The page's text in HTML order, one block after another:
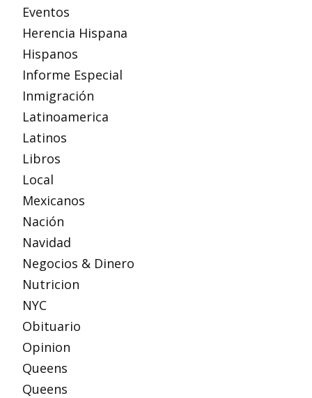
Eventos
Herencia Hispana
Hispanos
Informe Especial
Inmigración
Latinoamerica
Latinos
Libros
Local
Mexicanos
Nación
Navidad
Negocios & Dinero
Nutricion
NYC
Obituario
Opinion
Queens
Queens